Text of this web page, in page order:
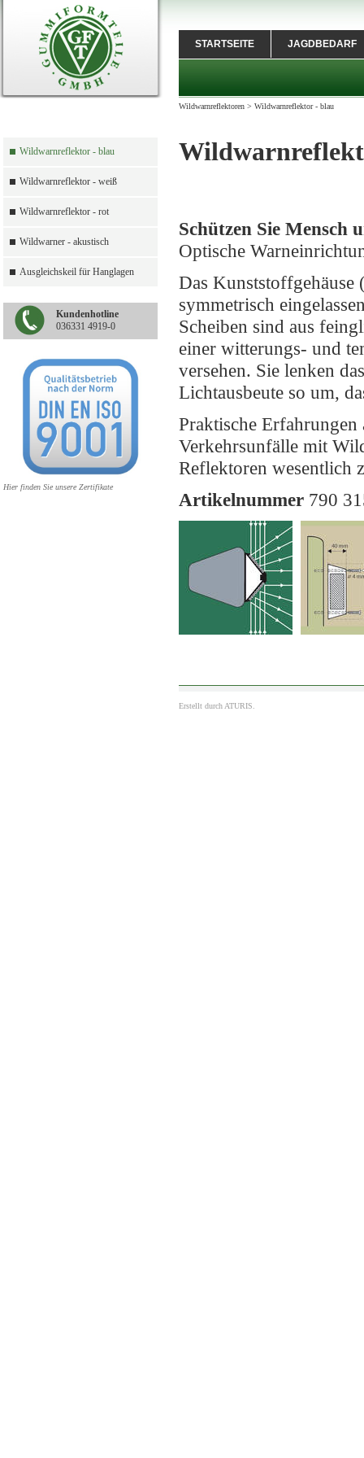
Wildwarnreflektor - blau
Wildwarnreflektor - weiß
Wildwarnreflektor - rot
Wildwarner - akustisch
Ausgleichskeil für Hanglagen
Kundenhotline
036331 4919-0
Hier finden Sie unsere Zertifikate
STARTSEITE JAGDBEDARF
Wildwarnreflektoren > Wildwarnreflektor - blau
Schützen Sie Mensch
Optische
Das Kunststoffgehäuse
symmetrisch
Scheiben sind aus
einer witterungs- und
versehen. Sie lenken
Lichtausbeute so um,
Praktische Erfahrungen
Verkehrsunfälle mit
Reflektoren wesentlich
Artikelnummer 790
Erstellt durch ATURIS.